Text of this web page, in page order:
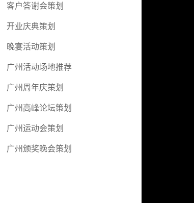
客户答谢会策划
开业庆典策划
晚宴活动策划
广州活动场地推荐
广州周年庆策划
广州高峰论坛策划
广州运动会策划
广州颁奖晚会策划